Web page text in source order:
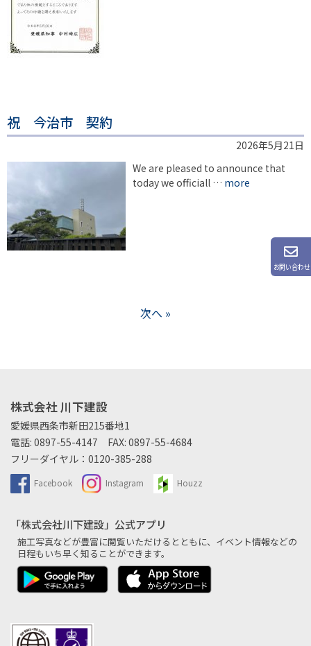
お問い合わせ
祝 今治市 契約
2026年5月21日
We are pleased to announce that
today we officiall … more
次へ »
株式会社 川下建設
愛媛県西条市新田215番地1
電話: 0897-55-4147 FAX: 0897-55-4684
フリーダイヤル： 0120-385-288
Facebook Instagram Houzz
「株式会社川下建設」公式アプリ
施工写真などが豊富に閲覧いただけるとともに、 イベント情報などの
日程もいち早く知ることができます。